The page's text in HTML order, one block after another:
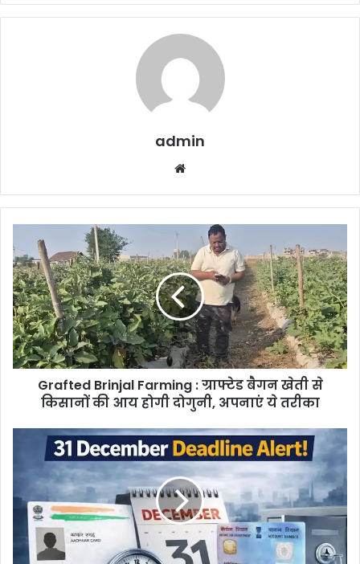
admin
Brinjal
Farming
:
ग्राफ्टेड
बैगन
खेती
से
किसानों
Grafted Brinjal Farming : ग्राफ्टेड बैगन खेती से
किसानों की आय होगी दोगुनी, अपनाएं ये तरीका
Aadhaar
पैन-
आधार,
आइटीआर
लिंकिंग